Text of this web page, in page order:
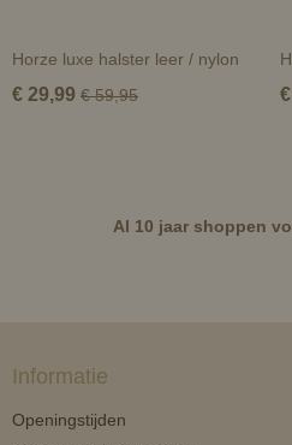
Horze luxe halster leer / nylon
€ 29,99 € 59,95
Al 10 jaar shoppen
Informatie
Openingstijden